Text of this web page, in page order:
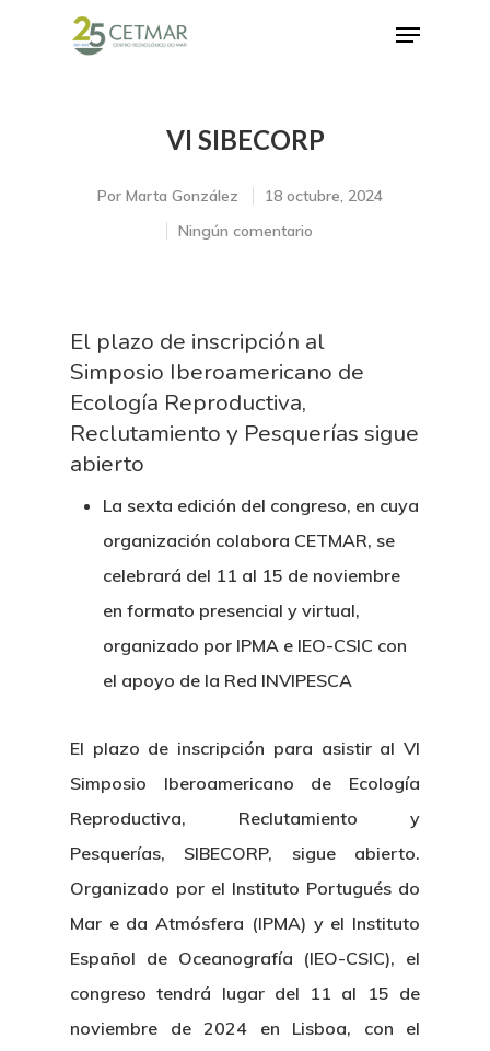
Hit enter to search or ESC to close
VI SIBECORP
Por Marta González
18 octubre, 2024
Ningún comentario
El plazo de inscripción al
Simposio Iberoamericano de
Ecología Reproductiva,
Reclutamiento y Pesquerías sigue
abierto
La sexta edición del congreso, en cuya
organización colabora CETMAR, se
celebrará del 11 al 15 de noviembre
en formato presencial y virtual,
organizado por IPMA e IEO-CSIC con
el apoyo de la Red INVIPESCA
El plazo de inscripción para asistir al VI
Simposio Iberoamericano de Ecología
Reproductiva, Reclutamiento y
Pesquerías, SIBECORP, sigue abierto.
Organizado por el Instituto Portugués do
Mar e da Atmósfera (IPMA) y el Instituto
Español de Oceanografía (IEO-CSIC), el
congreso tendrá lugar del 11 al 15 de
noviembre de 2024 en Lisboa, con el